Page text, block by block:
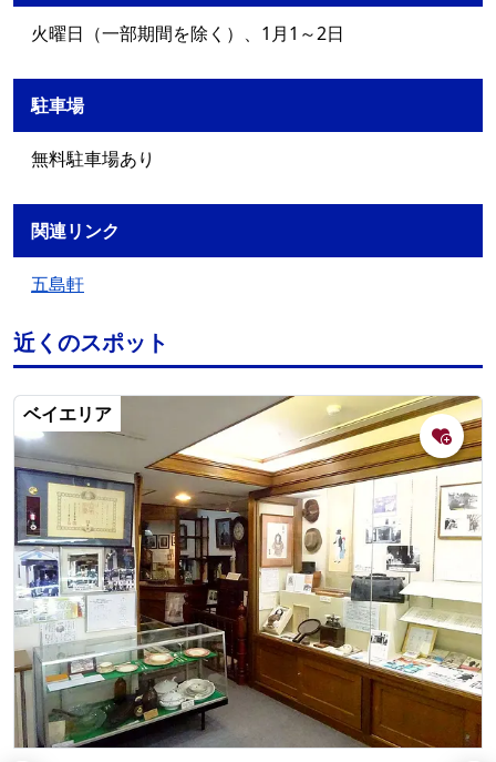
火曜日（一部期間を除く）、1月1～2日
駐車場
無料駐車場あり
関連リンク
五島軒
近くのスポット
ベイエリア